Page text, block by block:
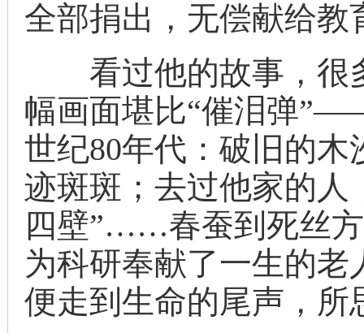
全部捐出，无偿献给教
看过他的故事，很
幅画面堪比“催泪弹
世纪80年代：破旧的
迹斑斑；去过他家的人
四壁”……春蚕到死丝
为科研奉献了一生的
便走到生命的尾声，所